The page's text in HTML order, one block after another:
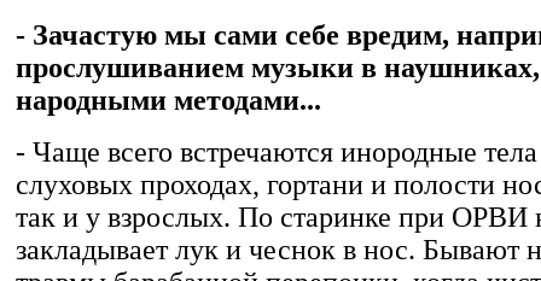
- Зачастую мы сами себе вредим,
прослушиванием музыки в
народными методами...
- Чаще всего встречаются инородные
слуховых проходах, гортани и полости
так и у взрослых. По старинке при ОРВИ
закладывает лук и чеснок в нос. Бывают